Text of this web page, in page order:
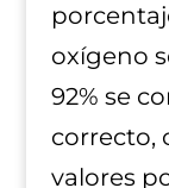
oxígeno
92% se
correcto,
valores